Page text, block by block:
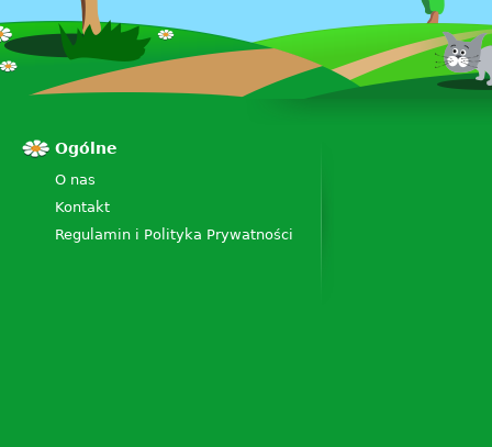
Ogólne
O nas
Kontakt
Regulamin i Polityka Prywatności